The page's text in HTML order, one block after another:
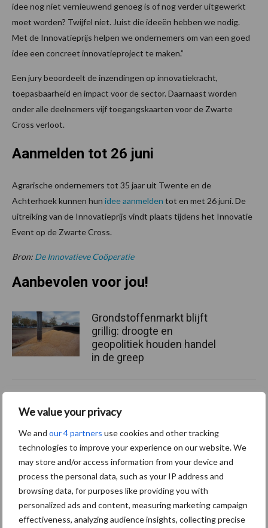
We value your privacy
We and our 4 partners use cookies and other tracking
technologies to improve your experience on our website. We
may store and/or access information from your device and
process the personal data, such as your IP address and
browsing data, for purposes like providing you with
personalized ads and content, measuring marketing campaign
effectiveness, analyzing audience insights, collecting precise
idee nog niet vernieuwend genoeg is of nog verder uitgewerkt
moet worden? Twijfel niet. Juist die ideeën hebben we nodig.
Met de Innovatieprijs helpen we ondernemers om van een goed
idee een concreet innovatieproject te maken.”
Een jury beoordeelt de inzendingen op innovatiekracht,
toepasbaarheid en impact voor de sector. Daarnaast worden
onder alle deelnemers vijf toegangskaarten voor de Zwarte
Cross verloot.
Aanmelden tot 26 juni
Agrarische ondernemers tot 35 jaar uit Twente en de
Achterhoek kunnen hun idee aanmelden tot en met 26 juni. De
uitreiking van de Innovatieprijs vindt plaats tijdens het Innovatie
Event op de Zwarte Cross.
Bron: De Innovatieve Coöperatie
Aanbevolen voor jou!
Grondstoffenmarkt blijft
grillig: droogte en
geopolitiek houden handel
in de greep
onderschatte risicofactor
ForFarmers ziet volume en
marktaandeel groeien in
krimpende Nederlandse
markt